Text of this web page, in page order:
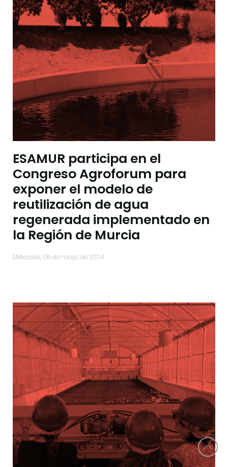
ESAMUR participa en el
Congreso Agroforum para
exponer el modelo de
reutilización de agua
regenerada implementado en
la Región de Murcia
miércoles, 08 de mayo de 2024